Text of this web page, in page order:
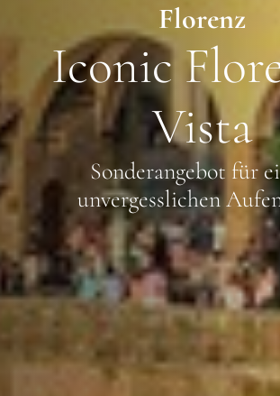
Florenz
Iconic
Vista
Sonderangebot für
unvergesslichen